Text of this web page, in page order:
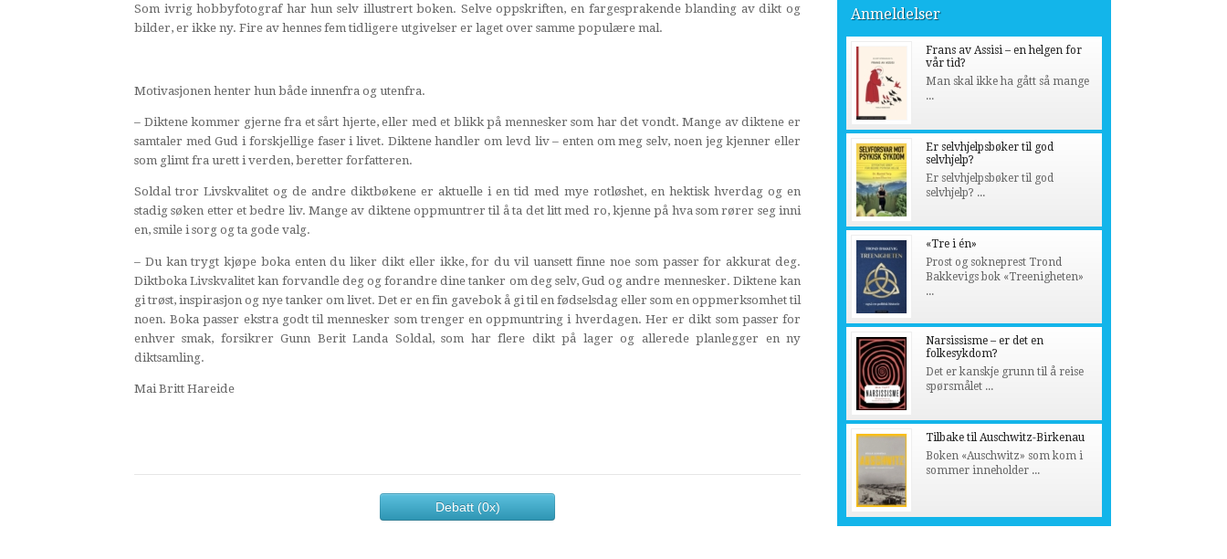
Som ivrig hobbyfotograf har hun selv illustrert boken. Selve oppskriften, en fargesprakende blanding av dikt og
bilder, er ikke ny. Fire av hennes fem tidligere utgivelser er laget over samme populære mal.
Motivasjonen henter hun både innenfra og utenfra.
– Diktene kommer gjerne fra et sårt hjerte, eller med et blikk på mennesker som har det vondt. Mange av diktene er
samtaler med Gud i forskjellige faser i livet. Diktene handler om levd liv – enten om meg selv, noen jeg kjenner eller
som glimt fra urett i verden, beretter forfatteren.
Soldal tror Livskvalitet og de andre diktbøkene er aktuelle i en tid med mye rotløshet, en hektisk hverdag og en
stadig søken etter et bedre liv. Mange av diktene oppmuntrer til å ta det litt med ro, kjenne på hva som rører seg inni
en, smile i sorg og ta gode valg.
– Du kan trygt kjøpe boka enten du liker dikt eller ikke, for du vil uansett finne noe som passer for akkurat deg.
Diktboka Livskvalitet kan forvandle deg og forandre dine tanker om deg selv, Gud og andre mennesker. Diktene kan
gi trøst, inspirasjon og nye tanker om livet. Det er en fin gavebok å gi til en fødselsdag eller som en oppmerksomhet til
noen. Boka passer ekstra godt til mennesker som trenger en oppmuntring i hverdagen. Her er dikt som passer for
enhver smak, forsikrer Gunn Berit Landa Soldal, som har flere dikt på lager og allerede planlegger en ny
diktsamling.
Mai Britt Hareide
Debatt (0x)
Anmeldelser
Frans av Assisi – en helgen for
vår tid?
Man skal ikke ha gått så mange
...
Er selvhjelpsbøker til god
selvhjelp?
Er selvhjelpsbøker til god
selvhjelp? ...
«Tre i én»
Prost og sokneprest Trond
Bakkevigs bok «Treenigheten»
...
Narsissisme – er det en
folkesykdom?
Det er kanskje grunn til å reise
spørsmålet ...
Tilbake til Auschwitz-Birkenau
Boken «Auschwitz» som kom i
sommer inneholder ...